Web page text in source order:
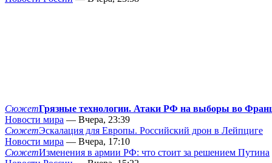
СюжетГрязные технологии. Атаки РФ на выборы во
Новости мира — Вчера, 23:39
СюжетЭскалация для Европы. Российский дрон в Лейпциге
Новости мира — Вчера, 17:10
СюжетИзменения в армии РФ: что стоит за решением Путина